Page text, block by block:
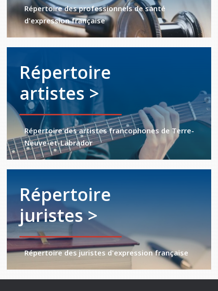
Répertoire des professionnels de santé
d'expression française
Répertoire
artistes >
Répertoire des artistes francophones de Terre-
Neuve-et-Labrador
Répertoire
juristes >
Répertoire des juristes d'expression française